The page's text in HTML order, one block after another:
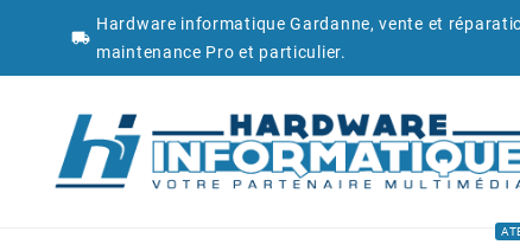

Hardware informatique Gardanne, vente et
maintenance Pro et particulier.